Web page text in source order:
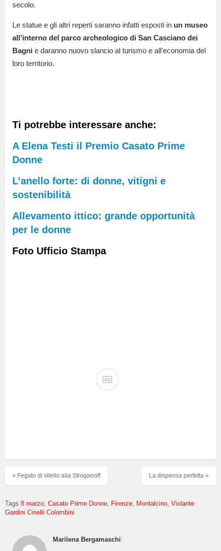
secolo.
Le statue e gli altri reperti saranno infatti esposti in un museo
all’interno del parco archeologico di San Casciano dei
Bagni e daranno nuovo slancio al turismo e all’economia del
loro territorio.
Ti potrebbe interessare anche:
A Elena Testi il Premio Casato Prime
Donne
L’anello forte: di donne, vitigni e
sostenibilità
Allevamento ittico: grande opportunità
per le donne
Foto Ufficio Stampa
Ad
La dispensa perfetta »
« Fegato di vitello alla Stroganoff
Tags 8 marzo Casato Prime Donne Firenze Montalcino Violante
Gardini Cinelli Colombini
Marilena Bergamaschi: